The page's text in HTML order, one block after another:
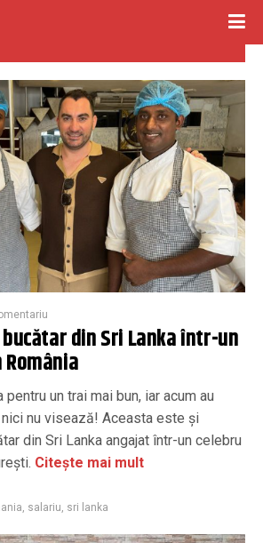
din Sri Lanka într-un
pentru un trai mai bun, iar acum au
nu visează! Aceasta este și
din Sri Lanka angajat într-un celebru
Citește mai mult
salariu sri lanka